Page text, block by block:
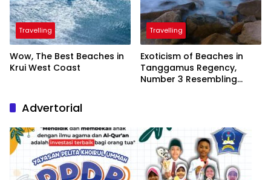
Travelling
Wow, The Best Beaches in
Krui West Coast
Travelling
Exoticism of Beaches in
Tanggamus Regency,
Number 3 Resembling
Advertorial